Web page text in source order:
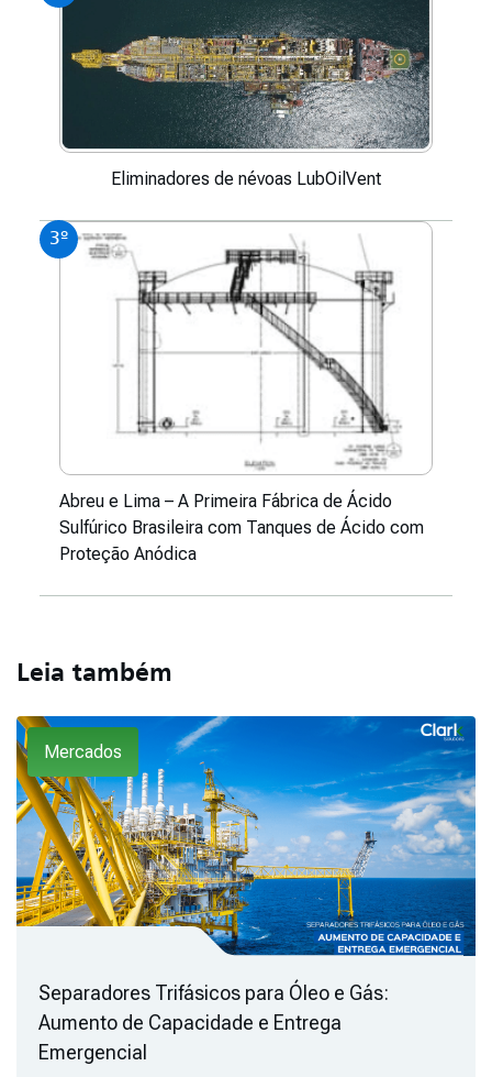
Eliminadores de névoas LubOilVent
Abreu e Lima – A Primeira Fábrica de Ácido
Sulfúrico Brasileira com Tanques de Ácido com
Proteção Anódica
3º
Leia também
Mercados
Separadores Trifásicos para Óleo e Gás:
Aumento de Capacidade e Entrega
Emergencial